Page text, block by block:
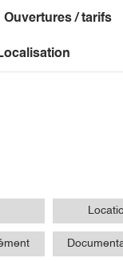
Ouvertures / tarifs